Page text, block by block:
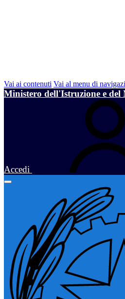
Vai ai contenuti Vai al menu di
Ministero dell'Istruzione e del
Accedi